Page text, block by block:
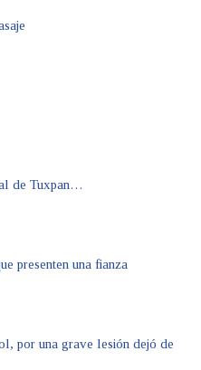
de Tuxpan…
presenten una fianza
por una grave lesión dejó de